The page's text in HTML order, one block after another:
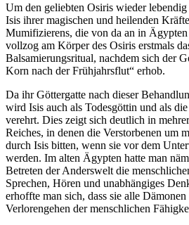
Um den geliebten Osiris wieder lebendig
Isis ihrer magischen und heilenden
Mumifizierens, die von da an in
vollzog am Körper des Osiris erstmals
Balsamierungsritual, nachdem sich der
Korn nach der Frühjahrsflut“ erhob.
Da ihr Göttergatte nach dieser
wird Isis auch als Todesgöttin und als
verehrt. Dies zeigt sich deutlich in
Reiches, in denen die Verstorbenen um
durch Isis bitten, wenn sie vor dem
werden. Im alten Ägypten hatte man
Betreten der Anderswelt die
Sprechen, Hören und unabhängiges
erhoffte man sich, dass sie alle
Verlorengehen der menschlichen